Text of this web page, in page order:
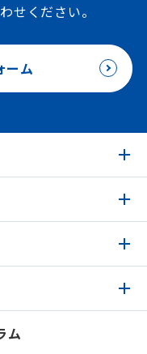
せください。
ーム
ム